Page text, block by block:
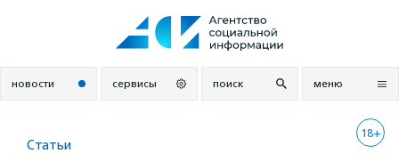
новости сервисы поиск меню
18+
Статьи